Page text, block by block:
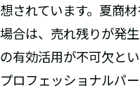
想されています。夏商
場合は、売れ残りが発
の有効活用が不可欠とい
プロフェッショナルパ